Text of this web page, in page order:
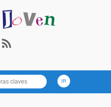
Radio.es